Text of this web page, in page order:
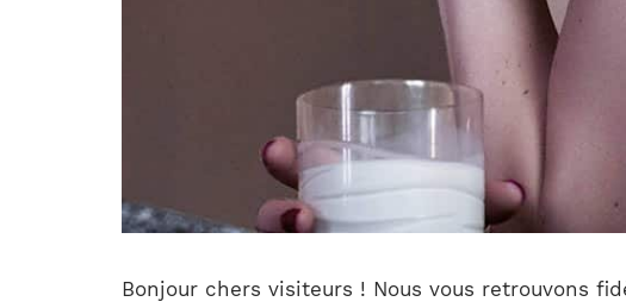
Bonjour chers visiteurs ! Nous vous retrouvons